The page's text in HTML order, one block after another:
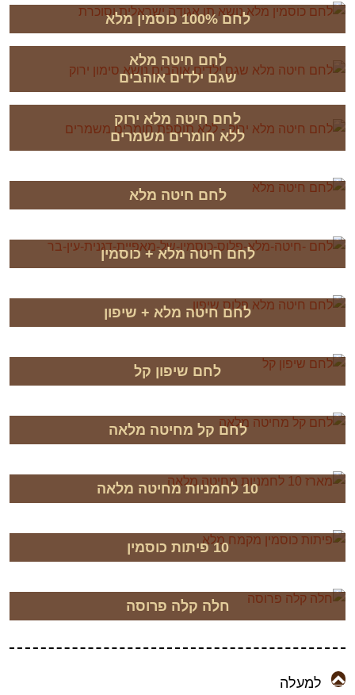
לחם 100% כוסמין מלא
לחם חיטה מלא
שגם ילדים אוהבים
לחם חיטה מלא ירוק
ללא חומרים משמרים
לחם חיטה מלא
לחם חיטה מלא + כוסמין
לחם חיטה מלא + שיפון
לחם שיפון קל
לחם קל מחיטה מלאה
10 לחמניות מחיטה מלאה
10 פיתות כוסמין
חלה קלה פרוסה
למעלה